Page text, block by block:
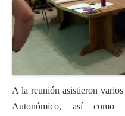
A la reunión asistieron
Autonómico, así como